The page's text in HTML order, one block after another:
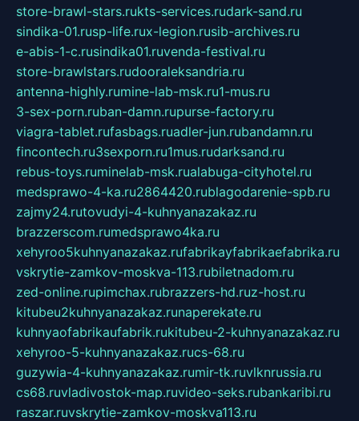
store-brawl-stars.rukts-services.rudark-sand.ru
sindika-01.rusp-life.rux-legion.rusib-archives.ru
e-abis-1-c.rusindika01.ruvenda-festival.ru
store-brawlstars.rudooraleksandria.ru
antenna-highly.rumine-lab-msk.ru1-mus.ru
3-sex-porn.ruban-damn.rupurse-factory.ru
viagra-tablet.rufasbags.ruadler-jun.rubandamn.ru
fincontech.ru3sexporn.ru1mus.rudarksand.ru
rebus-toys.ruminelab-msk.rualabuga-cityhotel.ru
medsprawo-4-ka.ru2864420.rublagodarenie-spb.ru
zajmy24.rutovudyi-4-kuhnyanazakaz.ru
brazzerscom.rumedsprawo4ka.ru
xehyroo5kuhnyanazakaz.rufabrikayfabrikaefabrika.ru
vskrytie-zamkov-moskva-113.rubiletnadom.ru
zed-online.rupimchax.rubrazzers-hd.ruz-host.ru
kitubeu2kuhnyanazakaz.runaperekate.ru
kuhnyaofabrikaufabrik.rukitubeu-2-kuhnyanazakaz.ru
xehyroo-5-kuhnyanazakaz.rucs-68.ru
guzywia-4-kuhnyanazakaz.rumir-tk.ruvlknrussia.ru
cs68.ruvladivostok-map.ruvideo-seks.rubankaribi.ru
raszar.ruvskrytie-zamkov-moskva113.ru